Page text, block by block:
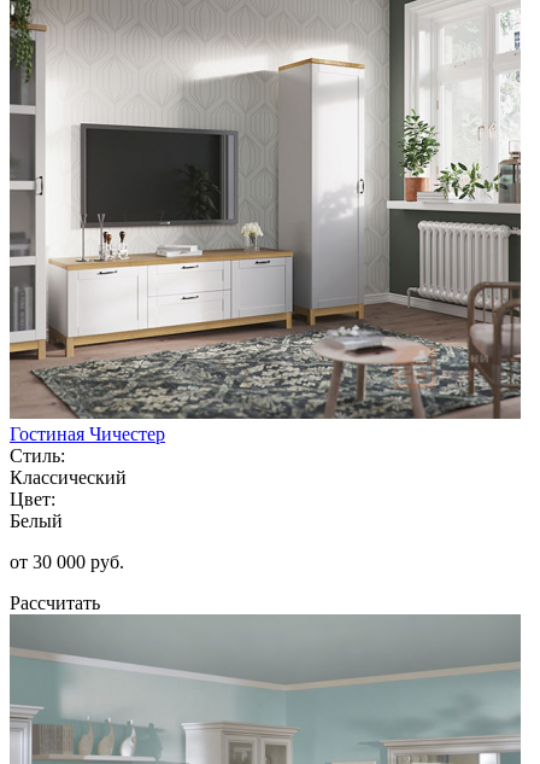
Гостиная Чичестер
Стиль:
Классический
Цвет:
Белый
от 30 000 руб.
Рассчитать